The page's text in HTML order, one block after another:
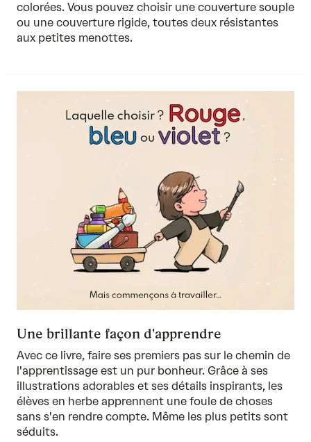
colorées. Vous pouvez choisir une couverture souple
ou une couverture rigide, toutes deux résistantes
aux petites menottes.
Une brillante façon d'apprendre
Avec ce livre, faire ses premiers pas sur le chemin de
l'apprentissage est un pur bonheur. Grâce à ses
illustrations adorables et ses détails inspirants, les
élèves en herbe apprennent une foule de choses
sans s'en rendre compte. Même les plus petits sont
séduits.